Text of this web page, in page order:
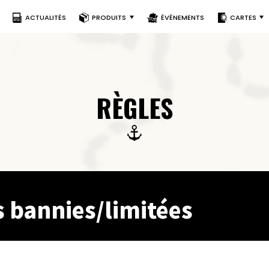
ACTUALITÉS PRODUITS ÉVÉNEMENTS CARTES
RÈGLES
bannies/limitées